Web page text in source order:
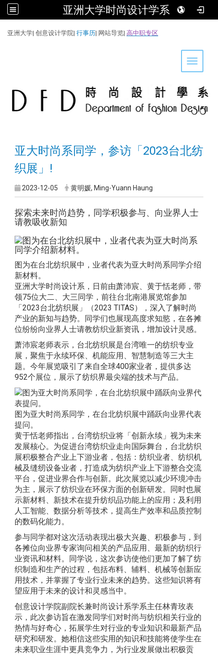
亚洲大学时尚设计学系
亚洲大学| 创意设计学院| 行事历| 网站导览| 高中职专区
Toggle
亚大时尚系同学，参访「2023台北纺
织展」!
2023-12-05 黄明媛, Ming-Yuann Haung
探索未来时尚趋势，同学积极参与、向业界人士
请教吸收新知
图为在台北纺织展中，业者代表为亚大时尚系同学介绍
新材料。
亚洲大学时尚设计系，日前由萧沛宸、黄于恬老师，带
领75位大二、大三同学，前往台北南港展览馆参加
「2023台北纺织展」（2023 TITAS），深入了解时尚
产业的新知与趋势。同学们也展现高度求知慾，在各摊
位纷纷向业界人士请教纺织业新资讯，增加设计灵感。
萧沛宸老师表示，台北纺织展是台湾唯一的纺织专业
展，聚焦于永续环保、机能应用、智慧制造等三大主
题。今年展览吸引了来自全球400家业者，提供多达
952个展位，展示了纺织界最尖端的技术与产品。
图为亚大时尚系同学，在台北纺织展中踊跃向业界代表
提问。
黄于恬老师指出，台湾纺织业将「创新永续」视为未来
发展核心。为促进台湾纺织业走向国际舞台，台北纺织
展积极整合产业上下游业者，包括：纺织业者、纺织机
械及缝纫设备业者，打造成为纺织产业上下游整合交流
平台，促进业界合作与创新。此次展览以减少环境冲击
为主，展示了纺织业在环保方面的创新研发。同时也展
示新材料、新技术在提升纺织品功能上的应用；及利用
人工智能、数据分析等技术，提高生产效率和品质控制
的数码化能力。
参与同学都对这次活动表现出极大兴趣、积极参与，到
各摊位向业界专家询问相关的产品应用、最新的纺织行
业资讯和材料。同学说，这次参访使他们更加了解了纺
织制造和生产的过程，包括布料、辅料、机械等创新应
用技术，并掌握了专业行业未来的趋势。这些知识将有
望应用于未来的设计和灵感当中。
创意设计学院副院长兼时尚设计系学系主任林青玫表
示，此次参访旨在激发同学们对时尚与纺织相关行业的
热情与好奇心，拓展学生对行业的专业知识和最新产品
研究和研发。她相信这些实用的知识和技能将使学生在
未来职业生涯中更具竞争力，为行业发展做出积极贡